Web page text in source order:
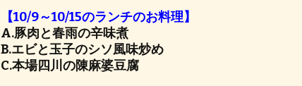
【10/9～10/15のランチのお料理】
A.豚肉と春雨の辛味煮
B.エビと玉子のシソ風味炒め
C.本場四川の陳麻婆豆腐